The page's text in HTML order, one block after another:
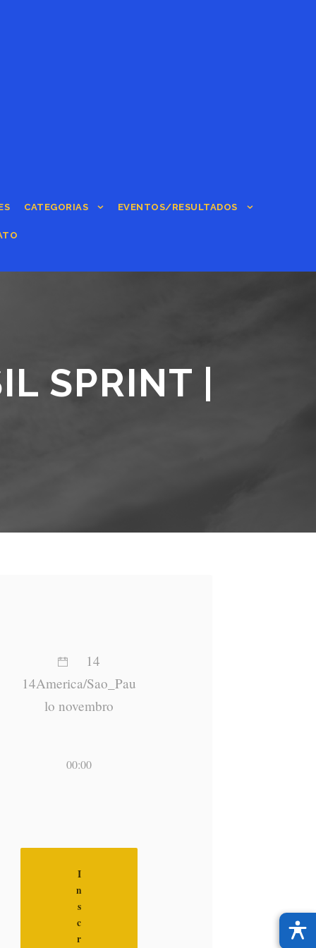
CATEGORIAS EVENTOS/RESULTADOS
SPRINT |
14
14America/Sao_Pau
lo novembro
00:00
I
n
s
c
r